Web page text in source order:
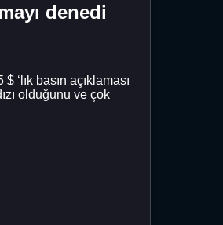
denedi
‘lık basın açıklaması
olduğunu ve çok